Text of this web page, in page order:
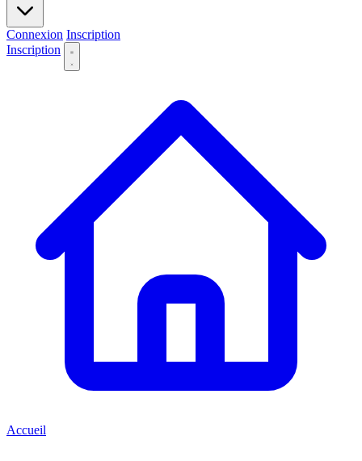
Connexion Inscription
Inscription
Accueil